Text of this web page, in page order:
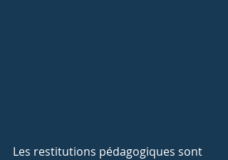
Les restitutions pédagogiques sont